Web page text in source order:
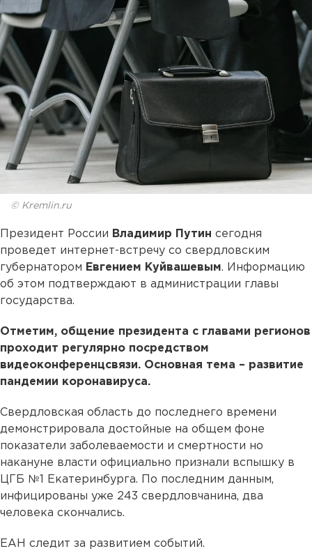
© Kremlin.ru
Президент России Владимир Путин сегодня
проведет интернет-встречу со свердловским
губернатором Евгением Куйвашевым. Информацию
об этом подтверждают в администрации главы
государства.
Отметим, общение президента с главами регионов
проходит регулярно посредством
видеоконференцсвязи. Основная тема – развитие
пандемии коронавируса.
Свердловская область до последнего времени
демонстрировала достойные на общем фоне
показатели заболеваемости и смертности но
накануне власти официально признали вспышку в
ЦГБ №1 Екатеринбурга. По последним данным,
инфицированы уже 243 свердловчанина, два
человека скончались.
ЕАН следит за развитием событий.